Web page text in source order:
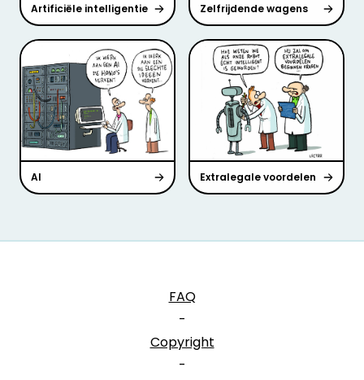
Artificiële intelligentie Zelfrijdende wagens
AI Extralegale voordelen
FAQ
-
Copyright
-